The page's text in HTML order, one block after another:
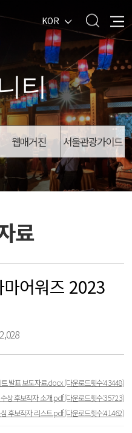
KOR
티
웹매거진 서울관광가이드
료
어워즈 2023
발표 보도자료.docx(다운로드횟수:43448)
상 후보작자 소개.pdf(다운로드횟수:35723)
후보작자 리스트.pdf(다운로드횟수:41462)